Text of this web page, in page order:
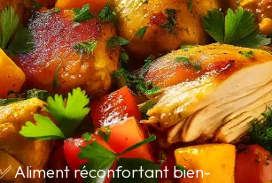
Aliment réconfortant bien-